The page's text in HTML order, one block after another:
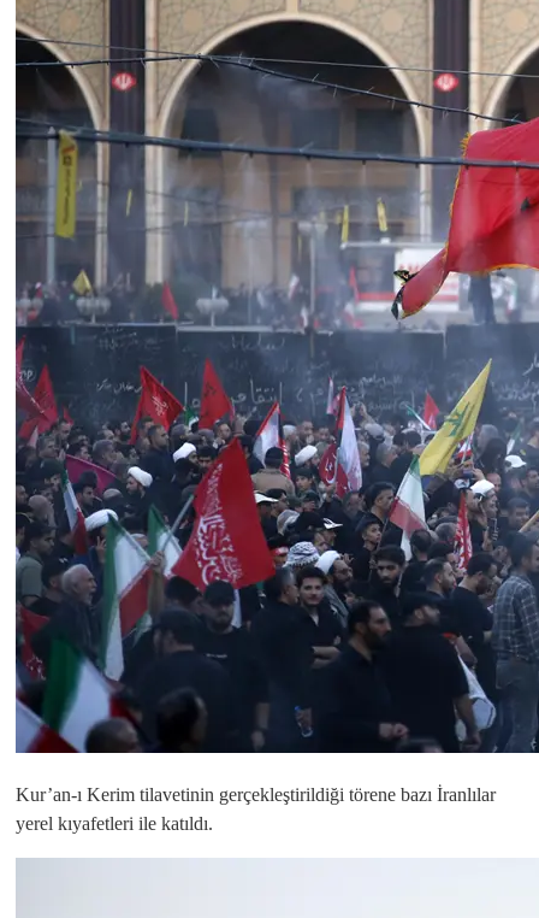
Kur’an-ı Kerim tilavetinin gerçekleştirildiği törene bazı İranlılar
yerel kıyafetleri ile katıldı.